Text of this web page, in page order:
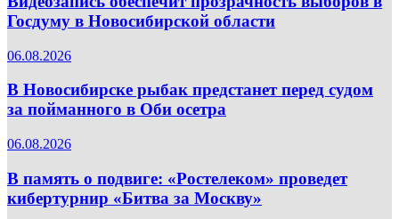
Госдуму в Новосибирской области
06.08.2026
В Новосибирске рыбак предстанет перед судом
за пойманного в Оби осетра
06.08.2026
В память о подвиге: «Ростелеком» проведет
кибертурнир «Битва за Москву»